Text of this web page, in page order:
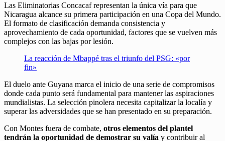
Las Eliminatorias Concacaf representan la única vía para que
Nicaragua alcance su primera participación en una Copa del Mundo.
El formato de clasificación demanda consistencia y
aprovechamiento de cada oportunidad, factores que se vuelven más
complejos con las bajas por lesión.
La reacción de Mbappé tras el triunfo del PSG: «por
fin»
El duelo ante Guyana marca el inicio de una serie de compromisos
donde cada punto será fundamental para mantener las aspiraciones
mundialistas. La selección pinolera necesita capitalizar la localía y
superar las adversidades que se han presentado en su preparación.
Con Montes fuera de combate, otros elementos del plantel
tendrán la oportunidad de demostrar su valía y contribuir al